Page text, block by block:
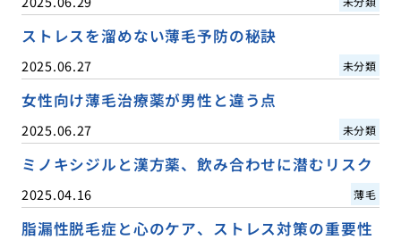
ストレスを溜めない薄毛予防の秘訣
2025.06.27 未分類
女性向け薄毛治療薬が男性と違う点
2025.06.27 未分類
ミノキシジルと漢方薬、飲み合わせに潜むリスク
2025.04.16 薄毛
脂漏性脱毛症と心のケア、ストレス対策の重要性